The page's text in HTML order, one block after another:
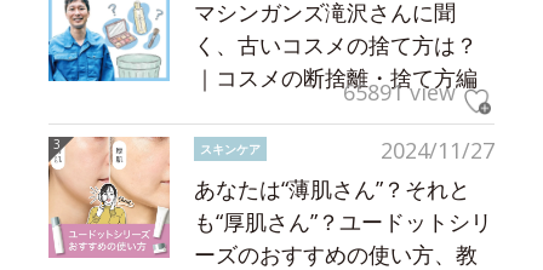
マシンガンズ滝沢さんに聞
く、古いコスメの捨て方は？
｜コスメの断捨離・捨て方編
65891 view
2024/11/27
スキンケア
あなたは“薄肌さん”？それと
も“厚肌さん”？ユードットシリ
ーズのおすすめの使い方、教